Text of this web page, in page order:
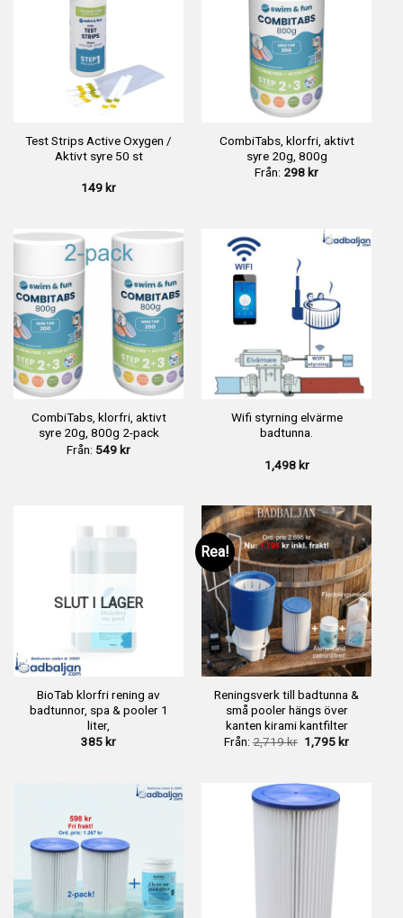
Test Strips Active Oxygen /
Aktivt syre 50 st
149 kr
CombiTabs, klorfri, aktivt
syre 20g, 800g
Från: 298 kr
CombiTabs, klorfri, aktivt
syre 20g, 800g 2-pack
Från: 549 kr
Wifi styrning elvärme
badtunna.
1,498 kr
SLUT I LAGER
BioTab klorfri rening av
badtunnor, spa & pooler 1
liter,
385 kr
Rea!
Reningsverk till badtunna &
små pooler hängs över
kanten kirami kantfilter
Från: 2,719kr Det
ursprungliga
2,719 kr.
1,795 krDet